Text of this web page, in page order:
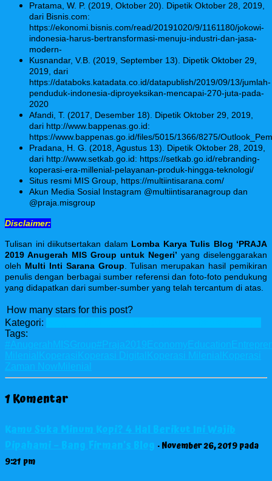
Pratama, W. P. (2019, Oktober 20). Dipetik Oktober 28, 2019,
dari Bisnis.com:
https://ekonomi.bisnis.com/read/20191020/9/1161180/jokowi-
indonesia-harus-bertransformasi-menuju-industri-dan-jasa-
modern-
Kusnandar, V.B. (2019, September 13). Dipetik Oktober 29,
2019, dari
https://databoks.katadata.co.id/datapublish/2019/09/13/jumlah-
penduduk-indonesia-diproyeksikan-mencapai-270-juta-pada-
2020
Afandi, T. (2017, Desember 18). Dipetik Oktober 29, 2019,
dari http://www.bappenas.go.id:
https://www.bappenas.go.id/files/5015/1366/8275/
Pradana, H. G. (2018, Agustus 13). Dipetik Oktober 28, 2019,
dari http://www.setkab.go.id: https://setkab.go.id/rebranding-
koperasi-era-millenial-pelayanan-produk-hingga-teknologi/
Situs resmi MIS Group, https://multiintisarana.com/
Akun Media Sosial Instagram @multiintisaranagroup dan
@praja.misgroup
Disclaimer:
Tulisan ini diikutsertakan dalam Lomba Karya Tulis Blog ‘PRAJA
2019 Anugerah MIS Group untuk Negeri’ yang diselenggarakan
oleh Multi Inti Sarana Group. Tulisan merupakan hasil pemikiran
penulis dengan berbagai sumber referensi dan foto-foto pendukung
yang didapatkan dari sumber-sumber yang telah tercantum di atas.
How many stars for this post?
Kategori:
Tags:
#AnugerahMISGroup#Praja2019 Economy Education
Milenial Koperasi Koperasi Digital Koperasi Milenial Koperasi
Zaman Now Milenial
1 Komentar
Kamu Suka Minum Kopi? 4 Hal Berikut Ini Wajib
Dipahami – Bang Firman's Blog · November 26, 2019 pada
9:21 pm